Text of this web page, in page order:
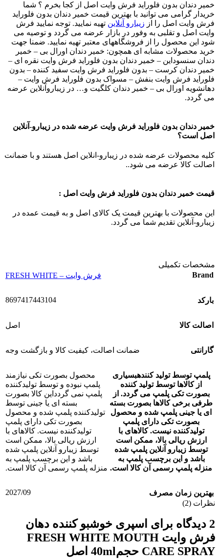
خمیر دندان بدون فلوراید فرش وایت اصل از کجا بخرم ؟ شما
خریدار گرامی می توانید با بهترین قیمت خمیر دندان بدون فلوراید
فرش وایت اصل را از زیبارو آنلاین تهیه نمایید. توجه نمایید فرش
وایت اصل و تقلبی به وفور در بازار عرضه می گردد و توصیه می
شود این محصول را از فروشگاههای معتبر تهیه نمایید. ضمنا جهت
خرید محصولات مشابه ای همچون: خمیر دندان اورال بی – خمیر
دندان سنسوداین – خمیر دندان بدون فلوراید فرش وایت نقره ای –
خمیر دندان کرست – بدون فلوراید فرش وایت سفید کننده – بدون
فلوراید فرش وایت بنفش – مسواک بدون فلوراید فرش وایت –
دهانشویه اورال بی – خمیر دندان کلگیت و… در زیباروآنلاین عرضه
می گردد.
خمیر دندان بدون فلوراید فرش وایت عرضه شده در زیبارو-آنلاین
اصل است؟
کلیه محصولات عرضه شده در زیبارو-انلاین اصل هستند و با ضمانت
اصالت کالا عرضه می شود..
قیمت خمیر دندان بدون فلوراید فرش وایت اصل :
این محصولات با بهترین قیمت یک کالای اصل و به قیمت عمده در
زیبارو-آنلاین تقدیم شما می گردد.
مشخصات تکمیلی
Brand
فرش وایت – FRESH WHITE
بارکد 8697417443104
اصالت کالا اصل
گارانتی ضمانت اصالت، کیفیت کالا و بازگشت وجه
پلمپ توسط تولید کنندهبسیاری
از کالاها توسط تولید کننده
بصورت تکی پلمپ می گردد. از
طرفی برخی کالاها بصورت بسته
ای یا جینی پلمپ شده و محصول
بصورت تکی دارای پلمپ
تولیدکننده نیست. کالاهای با
ارزش ریالی بالا، ممکن است
توسط زیبارو آنلاین پلمپ شده
باشد و این برچسب پلمپ به
منزله پلمپ رسمی آن کالا است.
محصول بصورت تکی نیازمند
پلمپ نبوده و توسط تولیدکننده
پلمپ نمی گردد این کالا بصورت
بسته ای یا جینی توسط
تولیدکننده پلمپ شده و محصول
بصورت تکی دارای پلمپ
تولیدکننده نیست. کالاهای با
ارزش ریالی بالا، ممکن است
توسط زیبارو آنلاین پلمپ شده
باشد و این برچسب پلمپ به
منزله پلمپ رسمی آن کالا است.
بهترین زمان مصرف
2027/09
نظرات (2)
2 دیدگاه برای
اسپری خوشبو کننده دهان
فرش وایت FRESH WHITE MOUTH
CARE SPRAY حجم40ml اصل